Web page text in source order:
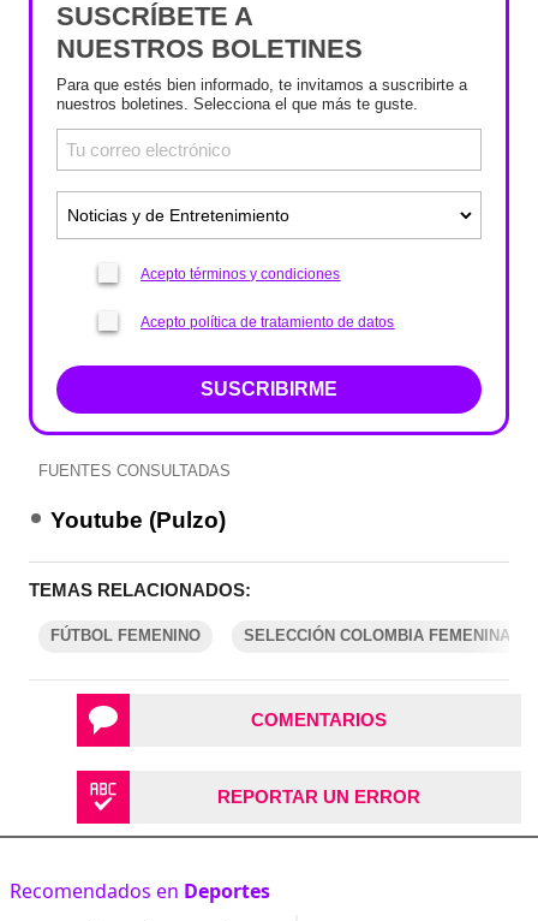
SUSCRÍBETE A
NUESTROS BOLETINES
Para que estés bien informado, te invitamos a suscribirte a
nuestros boletines. Selecciona el que más te guste.
Acepto términos y condiciones
Acepto política de tratamiento de datos
SUSCRIBIRME
FUENTES CONSULTADAS
Youtube (Pulzo)
TEMAS RELACIONADOS:
FÚTBOL FEMENINO SELECCIÓN COLOMBIA FEMENINA
COMENTARIOS
REPORTAR UN ERROR
Recomendados en Deportes